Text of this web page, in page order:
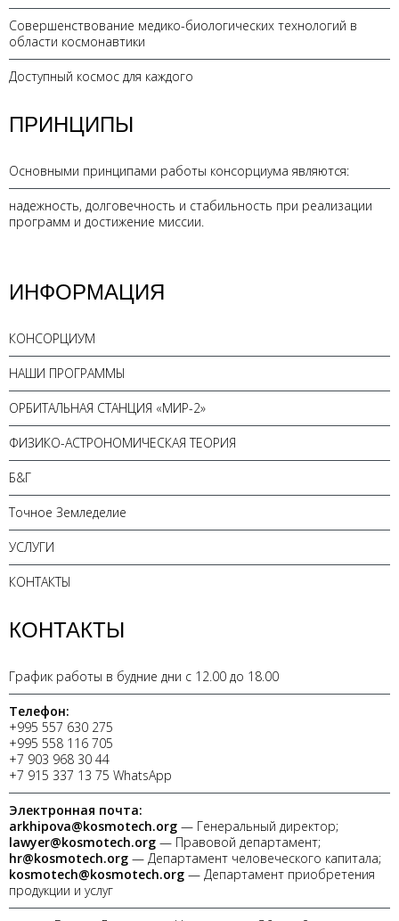
Совершенствование медико-биологических технологий в
области космонавтики
Доступный космос для каждого
ПРИНЦИПЫ
Основными принципами работы консорциума являются:
надежность, долговечность и стабильность при реализации
программ и достижение миссии.
ИНФОРМАЦИЯ
КОНСОРЦИУМ
НАШИ ПРОГРАММЫ
ОРБИТАЛЬНАЯ СТАНЦИЯ «МИР-2»
ФИЗИКО-АСТРОНОМИЧЕСКАЯ ТЕОРИЯ
Б&Г
Точное Земледелие
УСЛУГИ
КОНТАКТЫ
КОНТАКТЫ
График работы в будние дни с 12.00 до 18.00
Телефон:
+995 557 630 275
+995 558 116 705
+7 903 968 30 44
+7 915 337 13 75 WhatsApp
Электронная почта:
arkhipova@kosmotech.org — Генеральный директор;
lawyer@kosmotech.org — Правовой департамент;
hr@kosmotech.org — Департамент человеческого капитала;
kosmotech@kosmotech.org — Департамент приобретения
продукции и услуг